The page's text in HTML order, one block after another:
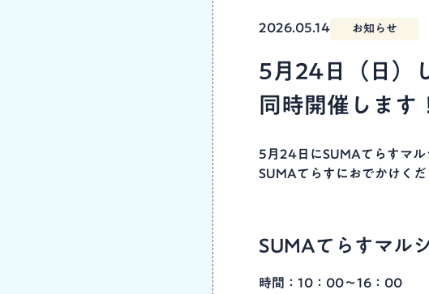
2026.05.14 お知らせ
5月24日（日）
同時開催します
5月24日にSUMAてらすマ
SUMAてらすにおでかけくだ
SUMAてらすマル
時間：10：00～16：00